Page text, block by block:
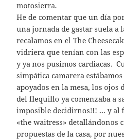
motosierra.
He de comentar que un día
una jornada de gastar suela a
recalamos en el The
vidriera que tenían con las
y ya nos pusimos cardiacas.
simpática camarera
apoyados en la mesa, los ojos
del flequillo ya comenzaba a
imposible decidirnos!!! … y al
«the waitress» detallándonos
propuestas de la casa, por